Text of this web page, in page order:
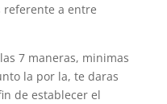
a entre
7 maneras, minimas
la por la, te daras
de establecer el